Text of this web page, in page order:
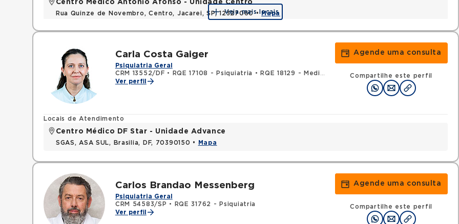
Centro Médico Antonio Afonso - Unidade Centro
Rua Quinze de Novembro, Centro, Jacarei, SP, 12327060 •Mapa
Veja mais locais
Carla Costa Gaiger
Psiquiatria Geral
CRM 13552/DF • RQE 17108 - Psiquiatria •
RQE 18129 - Medicina do tráfego
Ver perfil
Agende uma consulta
Compartilhe este perfil
Locais de Atendimento
Centro Médico DF Star - Unidade Advance
SGAS, ASA SUL, Brasilia, DF, 70390150 • Mapa
Carlos Brandao Messenberg
Psiquiatria Geral
CRM 54583/SP •
RQE 31762 - Psiquiatria
Ver perfil
Agende uma consulta
Compartilhe este perfil